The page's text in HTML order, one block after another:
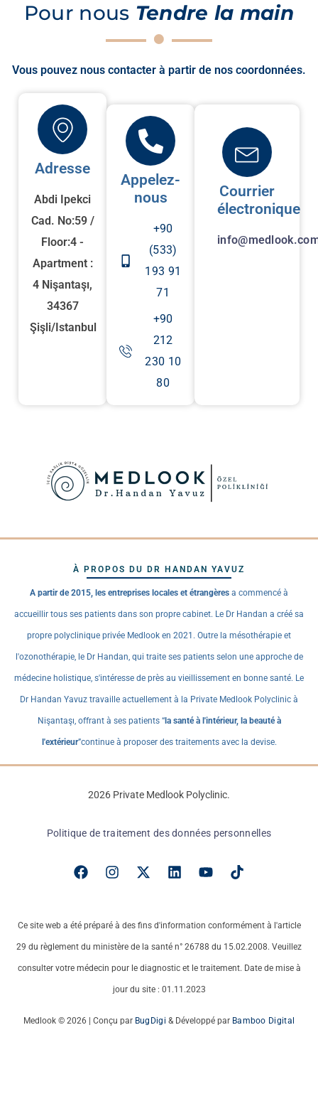
Pour nous Tendre la main
Vous pouvez nous contacter à partir de nos coordonnées.
Adresse
Abdi Ipekci
Cad. No:59 /
Floor:4 -
Apartment :
4 Nişantaşı,
34367
Şişli/Istanbul
Appelez-
nous
+90
(533)
193 91
71
+90
212
230 10
80
Courrier
électronique
À PROPOS DU DR HANDAN YAVUZ
A partir de 2015, les entreprises locales et étrangères a commencé à
accueillir tous ses patients dans son propre cabinet. Le Dr Handan a créé sa
propre polyclinique privée Medlook en 2021. Outre la mésothérapie et
l'ozonothérapie, le Dr Handan, qui traite ses patients selon une approche de
médecine holistique, s'intéresse de près au vieillissement en bonne santé. Le
Dr Handan Yavuz travaille actuellement à la Private Medlook Polyclinic à
Nişantaşı, offrant à ses patients “la santé à l'intérieur, la beauté à
l'extérieur”continue à proposer des traitements avec la devise.
2026 Private Medlook Polyclinic.
Politique de traitement des données personnelles
Ce site web a été préparé à des fins d'information conformément à l'article
29 du règlement du ministère de la santé n° 26788 du 15.02.2008. Veuillez
consulter votre médecin pour le diagnostic et le traitement. Date de mise à
jour du site : 01.11.2023
Medlook © 2026 | Conçu par BugDigi & Développé par Bamboo Digital